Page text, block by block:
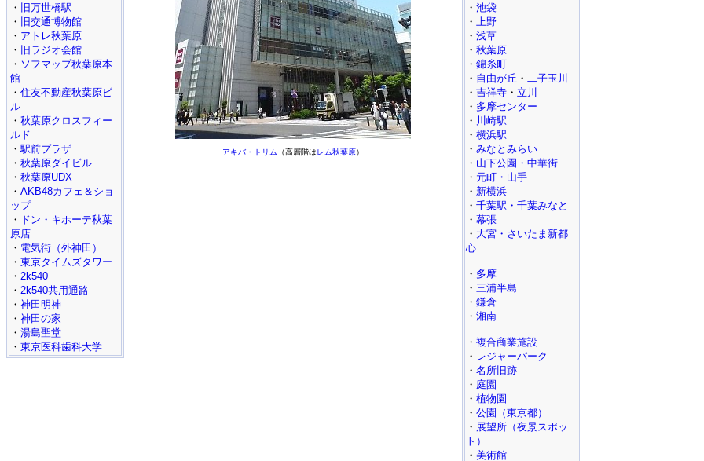
・
旧万世橋駅
・
旧交通博物館
・ アトレ秋葉原
・
旧ラジオ会館
・ ソフマップ秋葉原本
館
・ 住友不動産秋葉原ビ
ル
・ 秋葉原クロスフィー
ルド
・駅前プラザ
・ 秋葉原ダイビル
・ 秋葉原UDX
・ AKB48カフェ＆ショ
ップ
・ ドン・キホーテ秋葉
原店
・ 電気街（外神田）
・ 東京タイムズタワー
・ 2k540
・ 2k540共用通路
・ 神田明神
・ 神田の家
・ 湯島聖堂
・ 東京医科歯科大学
アキバ・トリム （高層階はレム秋葉原）
・ 池袋
・ 上野
・ 浅草
・ 秋葉原
・ 錦糸町
・ 自由が丘 ・ 二子玉川
・ 吉祥寺 ・ 立川
・ 多摩センター
・ 川崎駅
・ 横浜駅
・ みなとみらい
・ 山下公園・中華街
・ 元町・山手
・ 新横浜
・ 千葉駅・千葉みなと
・ 幕張
・ 大宮・さいたま新都
心
・ 多摩
・ 三浦半島
・ 鎌倉
・ 湘南
・ 複合商業施設
・ レジャーパーク
・ 名所旧跡
・ 庭園
・ 植物園
・ 公園（東京都）
・ 展望所（夜景スポッ
ト）
・ 美術館